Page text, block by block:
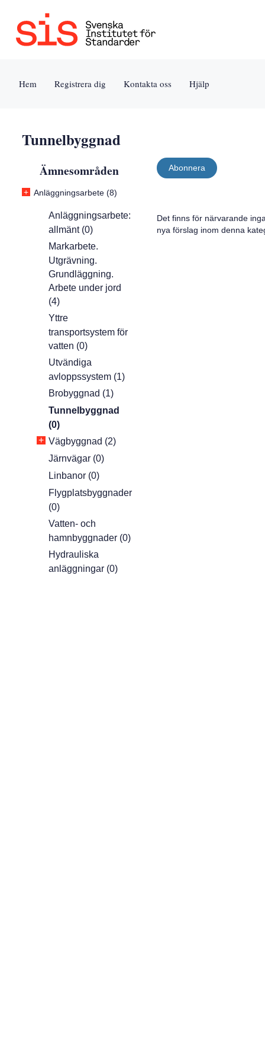
Jump
Tillgänglighet
Användarvillkor
Hem Registrera dig Kontakta oss Hjälp
Tunnelbyggnad
Ämnesområden
+ Anläggningsarbete (8)
Anläggningsarbete:
allmänt (0)
Markarbete.
Utgrävning.
Grundläggning.
Arbete under jord
(4)
Yttre
transportsystem för
vatten (0)
Utvändiga
avloppssystem (1)
Brobyggnad (1)
Tunnelbyggnad
(0)
+ Vägbyggnad (2)
Järnvägar (0)
Linbanor (0)
Flygplatsbyggnader
(0)
Vatten- och
hamnbyggnader (0)
Hydrauliska
anläggningar (0)
Abonnera
Det finns för närvarande
nya förslag inom denna